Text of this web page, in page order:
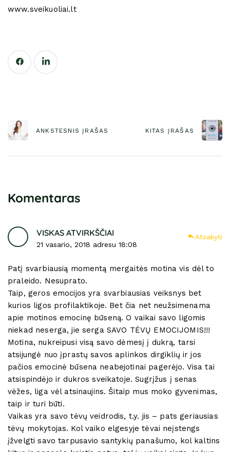
www.sveikuoliai.lt
ANKSTESNIS ĮRAŠAS KITAS ĮRAŠAS
Komentaras
VISKAS ATVIRKŠČIAI
21 vasario, 2018 adresu 18:08
Atsakyti
Patį svarbiausią momentą mergaitės motina vis dėl to
praleido. Nesuprato.
Taip, geros emocijos yra svarbiausias veiksnys bet
kurios ligos profilaktikoje. Bet čia net neužsimenama
apie motinos emocinę būseną. O vaikai savo ligomis
niekad neserga, jie serga SAVO TĖVŲ EMOCIJOMIS!!!
Motina, nukreipusi visą savo dėmesį į dukrą, tarsi
atsijungė nuo įprastų savos aplinkos dirgiklių ir jos
pačios emocinė būsena neabejotinai pagerėjo. Visa tai
atsispindėjo ir dukros sveikatoje. Sugrįžus į senas
vėžes, liga vėl atsinaujins. Šitaip mus moko gyvenimas,
taip ir turi būti.
Vaikas yra savo tėvų veidrodis, t.y. jis – pats geriausias
tėvų mokytojas. Kol vaiko elgesyje tėvai neįstengs
įžvelgti savo tarpusavio santykių panašumo, kol kaltins